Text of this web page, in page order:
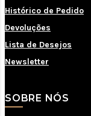
Histórico de Pedido
Devoluções
Lista de Desejos
Newsletter
SOBRE NÓS